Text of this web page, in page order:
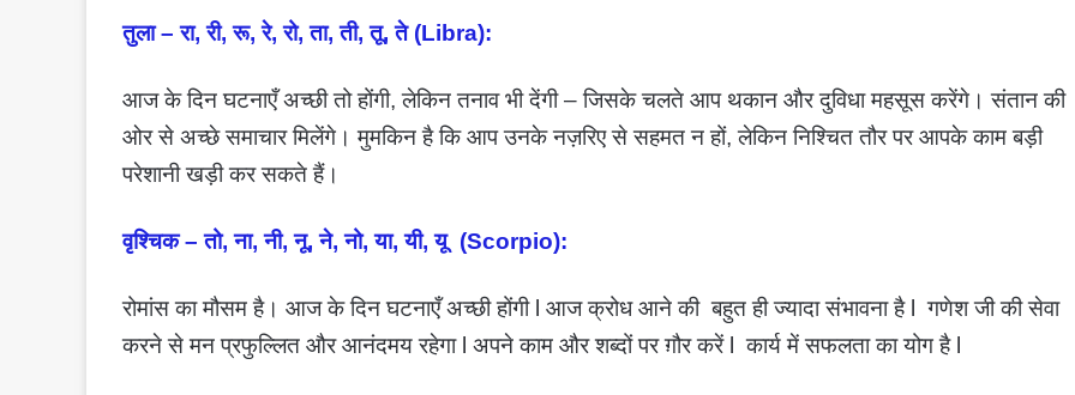
तुला – रा, री, रू, रे, रो, ता, ती, तू, ते (Libra):
आज के दिन घटनाएँ अच्छी तो होंगी, लेकिन तनाव भी देंगी – जिसके चलते आप थकान और दुविधा महसूस करेंगे। संतान की
ओर से अच्छे समाचार मिलेंगे। मुमकिन है कि आप उनके नज़रिए से सहमत न हों, लेकिन निश्चित तौर पर आपके काम बड़ी
परेशानी खड़ी कर सकते हैं।
वृश्चिक – तो, ना, नी, नू, ने, नो, या, यी, यू (Scorpio):
रोमांस का मौसम है। आज के दिन घटनाएँ अच्छी होंगी l आज क्रोध आने की बहुत ही ज्यादा संभावना है l गणेश जी की सेवा
करने से मन प्रफुल्लित और आनंदमय रहेगा l अपने काम और शब्दों पर ग़ौर करें l कार्य में सफलता का योग है l